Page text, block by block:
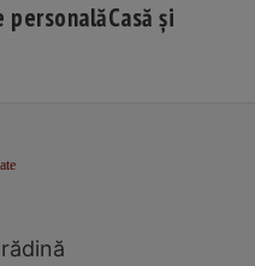
personalăCasă și